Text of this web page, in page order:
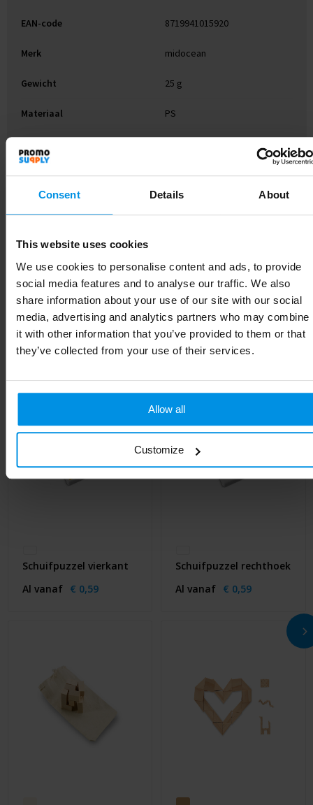
Consent Details About
This website uses cookies
We use cookies to personalise content and ads, to provide
social media features and to analyse our traffic. We also
share information about your use of our site with our social
media, advertising and analytics partners who may combine
it with other information that you’ve provided to them or that
they’ve collected from your use of their services.
Allow all
Customize
EAN-code 8719941015920
Merk midocean
Gewicht 25 g
Materiaal PS
Afmeting 9X7,5X0,5 CM
Lengte 9 cm
Gerelateerde producten
Schuifpuzzel vierkant
Al vanaf € 0,59
Schuifpuzzel rechthoek
Al vanaf € 0,59